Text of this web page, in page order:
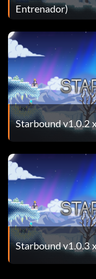
Entrenador)
Starbound v1.0.2
Starbound v1.0.3